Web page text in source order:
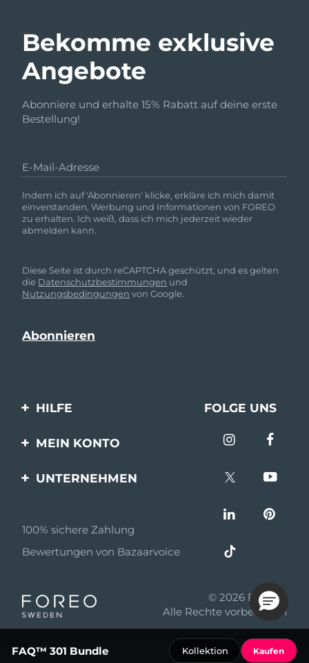
Bekomme exklusive
Angebote
Abonniere und erhalte 15% Rabatt auf deine erste
Bestellung!
E-Mail-Adresse
Indem ich auf 'Abonnieren' klicke, erkläre ich mich damit
einverstanden, Werbung und Informationen von FOREO
zu erhalten. Ich weiß, dass ich mich jederzeit wieder
abmelden kann.
Diese Seite ist durch reCAPTCHA geschützt, und es gelten
die Datenschutzbestimmungen und
Nutzungsbedingungen von Google.
HILFE
Kontaktiere uns
FOLGE UNS
MEIN KONTO
UNTERNEHMEN
Partnerprogramm
Partner Nachrichten
Einzelhändler
100% sichere Zahlung
Bewertungen von Bazaarvoice
© 2026 FOREO
Alle Rechte vorbehalten
FAQ™ 301 Bundle Kollektion Kaufen